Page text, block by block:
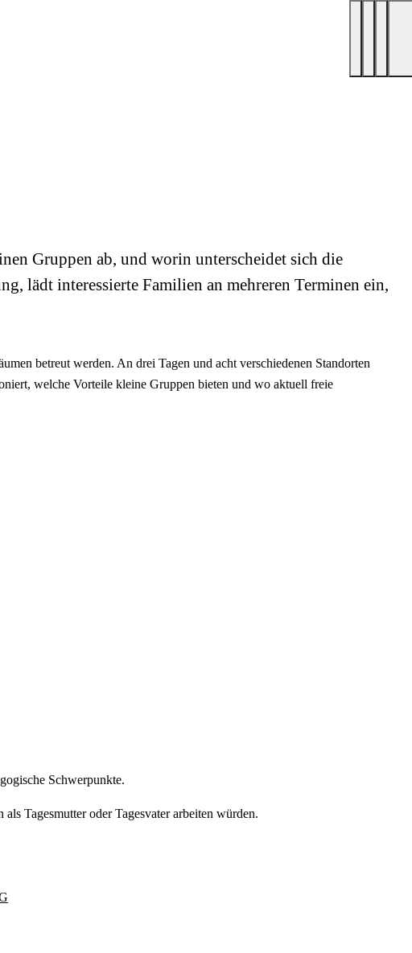
Gruppen ab, und worin unterscheidet sich die
lädt interessierte Familien an mehreren Terminen ein,
betreut werden. An drei Tagen und acht verschiedenen Standorten
welche Vorteile kleine Gruppen bieten und wo aktuell freie
Schwerpunkte.
Tagesmutter oder Tagesvater arbeiten würden.